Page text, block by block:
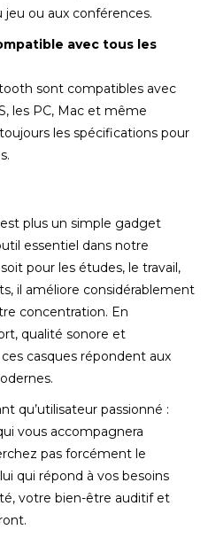
ou aux conférences.
avec tous les
sont compatibles avec
les PC, Mac et même
les spécifications pour
plus un simple gadget
essentiel dans notre
pour les études, le travail,
il améliore considérablement
concentration. En
qualité sonore et
casques répondent aux
qu’utilisateur passionné :
vous accompagnera
pas forcément le
qui répond à vos besoins
votre bien-être auditif et